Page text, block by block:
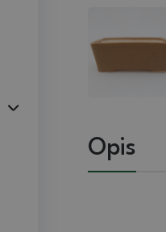
Opis